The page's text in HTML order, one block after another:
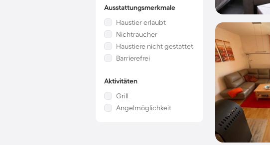
Ausstattungsmerkmale
Haustier erlaubt
Nichtraucher
Haustiere nicht gestattet
Barrierefrei
Aktivitäten
Grill
Angelmöglichkeit